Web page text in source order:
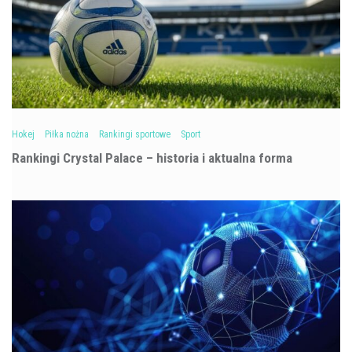
Hokej Piłka nożna Rankingi sportowe Sport
Rankingi Crystal Palace – historia i aktualna forma